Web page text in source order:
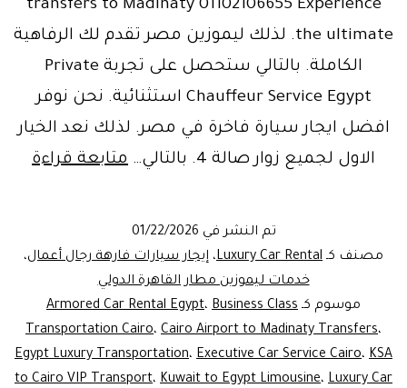
transfers to Madinaty 01102106655 Experience
the ultimate. لذلك ليموزين مصر تقدم لك الرفاهية
الكاملة. بالتالي ستحصل على تجربة Private
Chauffeur Service Egypt استثنائية. نحن نوفر
افضل ايجار سيارة فاخرة في مصر. لذلك نعد الخيار
الاول لجميع زوار صالة 4. بالتالي…
متابعة قراءة
تم النشر في 01/22/2026
مصنف كـ Luxury Car Rental، إيجار سيارات فارهة رجال أعمال،
خدمات ليموزين مطار القاهرة الدولي
موسوم كـ
Armored Car Rental Egypt، Business Class
Transportation Cairo، Cairo Airport to Madinaty Transfers،
Egypt Luxury Transportation، Executive Car Service Cairo، KSA
to Cairo VIP Transport، Kuwait to Egypt Limousine، Luxury Car